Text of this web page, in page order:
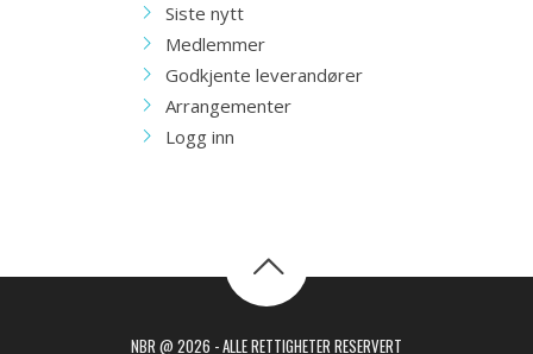
Siste nytt
Medlemmer
Godkjente leverandører
Arrangementer
Logg inn
NBR @ 2026 - ALLE RETTIGHETER RESERVERT